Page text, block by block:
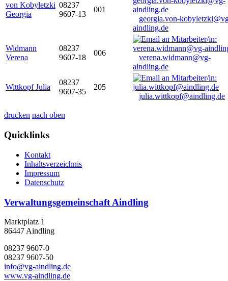
von Kobyletzki
Georgia
08237
9607-13
001
georgia.von-
aindling.de
Widmann
Verena
08237
9607-18
006
verena.widmann@vg-
aindling.de
Wittkopf Julia
08237
9607-35
205
julia.wittkopf@aindling.de
drucken nach oben
Quicklinks
Kontakt
Inhaltsverzeichnis
Impressum
Datenschutz
Verwaltungsgemeinschaft Aindling
Marktplatz 1
86447 Aindling
08237 9607-0
08237 9607-50
info@vg-aindling.de
www.vg-aindling.de